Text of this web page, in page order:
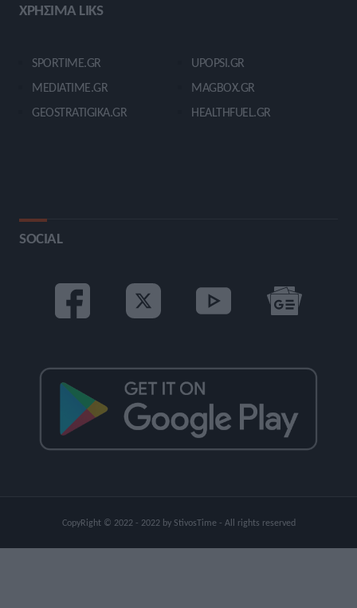
ΧΡΗΣΙΜΑ LIKS
SPORTIME.GR
MEDIATIME.GR
GEOSTRATIGIKA.GR
UPOPSI.GR
MAGBOX.GR
HEALTHFUEL.GR
SOCIAL
CopyRight © 2022 - 2022 by StivosTime - All rights reserved